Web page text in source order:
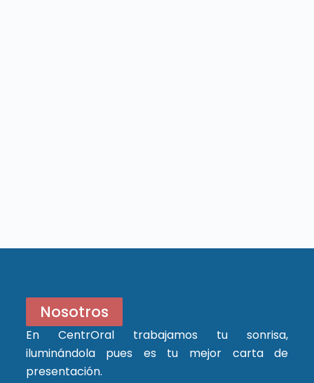
Nosotros
En CentrOral trabajamos tu sonrisa,
iluminándola pues es tu mejor carta de
presentación.